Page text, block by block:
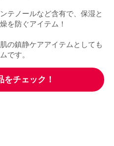
テノールなど含有で、保湿と
を防ぐアイテム！
の鎮静ケアアイテムとしても
です。
をチェック！